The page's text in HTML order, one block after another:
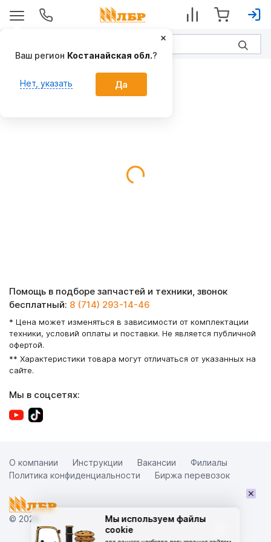
Прикатывающие катки
Мы используем файлы
cookie
Помощь в подборе запчастей и техники, звонок
бесплатный: 8 (714) 293-14-46
* Цена может изменяться в зависимости от комплектации
техники, условий оплаты и поставки. Не является публичной
офертой.
** Характеристики товара могут отличаться от указанных на
сайте.
Мы в соцсетях:
© 2026
О компании Инструкции Вакансии
Филиалы
Политика конфиденциальности
Биржа перевозок
×
Ваш регион Костанайская обл.?
Нет, указать Да